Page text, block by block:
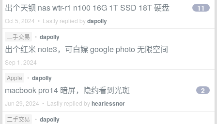
出个天钡 nas wtr-r1 n100 16G 1T SSD 18T 硬盘
Oct 5, 2024 • Lastly replied bydapolly
11
二手交易 • dapolly
出个红米 note3，可白嫖 google photo 无限空间
Sep 1, 2024
Apple
• dapolly
macbook pro14 暗屏，隐约看到光斑
Jun 29, 2024 • Lastly replied byhearlessnor
2
二手交易 • dapolly